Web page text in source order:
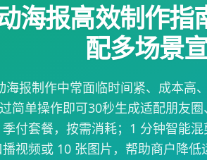
海报高效制作
配多场景
海报制作中常面临时间紧、成本高
简单操作即可30秒生成适配朋友
付套餐，按需消耗；1 分钟智能
视频或 10 张图片，帮助商户降